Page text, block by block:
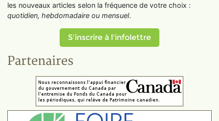
les nouveaux articles selon la fréquence de votre choix :
quotidien, hebdomadaire ou mensuel.
S'inscrire à l'infolettre
Partenaires